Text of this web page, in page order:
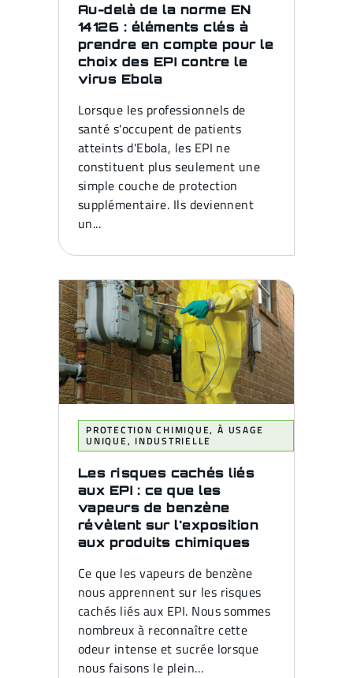
Au-delà de la norme EN
14126 : éléments clés à
prendre en compte pour le
choix des EPI contre le
virus Ebola
Lorsque les professionnels de
santé s'occupent de patients
atteints d'Ebola, les EPI ne
constituent plus seulement une
simple couche de protection
supplémentaire. Ils deviennent
un...
PROTECTION CHIMIQUE, À USAGE
UNIQUE, INDUSTRIELLE
Les risques cachés liés
aux EPI : ce que les
vapeurs de benzène
révèlent sur l'exposition
aux produits chimiques
Ce que les vapeurs de benzène
nous apprennent sur les risques
cachés liés aux EPI. Nous sommes
nombreux à reconnaître cette
odeur intense et sucrée lorsque
nous faisons le plein…